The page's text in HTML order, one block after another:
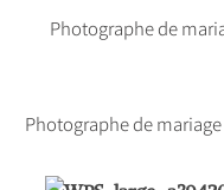
Photographe de
Photographe de